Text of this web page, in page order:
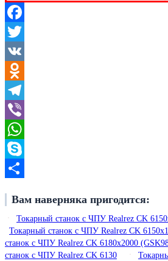
Facebook
Twitter
VK
Odnoklassniki
Telegram
Viber
WhatsApp
Skype
Вам наверняка пригодится:
Токарный станок с ЧПУ Realrez CK
Токарный станок с ЧПУ Realrez CK
станок с ЧПУ Realrez CK 6180х2000
станок с ЧПУ Realrez CK 6130